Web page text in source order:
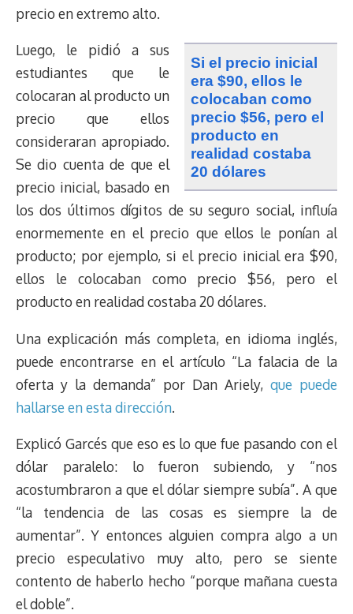
precio en extremo alto.
si el precio inicial
era $90, ellos le
colocaban como
precio $56, pero el
producto en
realidad costaba
20 dólares
Luego, le pidió a sus
estudiantes que le
colocaran al producto un
precio que ellos
consideraran apropiado.
Se dio cuenta de que el
precio inicial, basado en
los dos últimos dígitos de su seguro social, influía
enormemente en el precio que ellos le ponían al
producto; por ejemplo, si el precio inicial era $90,
ellos le colocaban como precio $56, pero el
producto en realidad costaba 20 dólares.
Una explicación más completa, en idioma inglés,
puede encontrarse en el artículo “La falacia de la
oferta y la demanda” por Dan Ariely, que puede
hallarse en esta dirección.
Explicó Garcés que eso es lo que fue pasando con el
dólar paralelo: lo fueron subiendo, y “nos
acostumbraron a que el dólar siempre subía”. A que
“la tendencia de las cosas es siempre la de
aumentar”. Y entonces alguien compra algo a un
precio especulativo muy alto, pero se siente
contento de haberlo hecho “porque mañana cuesta
el doble”.